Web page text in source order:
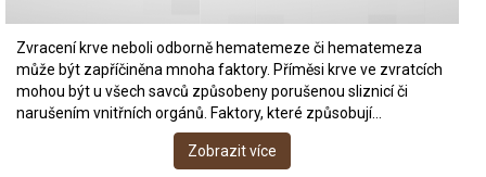
Zvracení krve neboli odborně hematemeze či hematemeza
může být zapříčiněna mnoha faktory. Příměsi krve ve zvratcích
mohou být u všech savců způsobeny porušenou sliznicí či
narušením vnitřních orgánů. Faktory, které způsobují…
Zobrazit více